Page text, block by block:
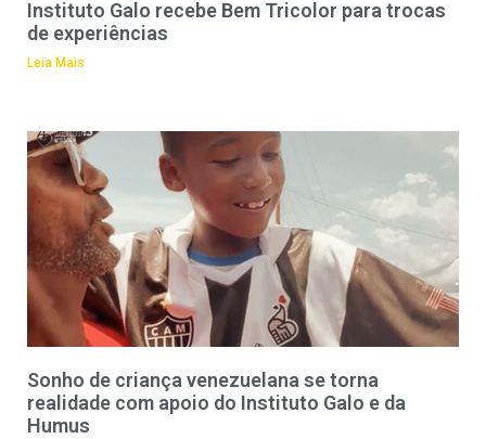
Instituto Galo recebe Bem Tricolor para trocas
de experiências
Leia Mais
Sonho de criança venezuelana se torna
realidade com apoio do Instituto Galo e da
Humus